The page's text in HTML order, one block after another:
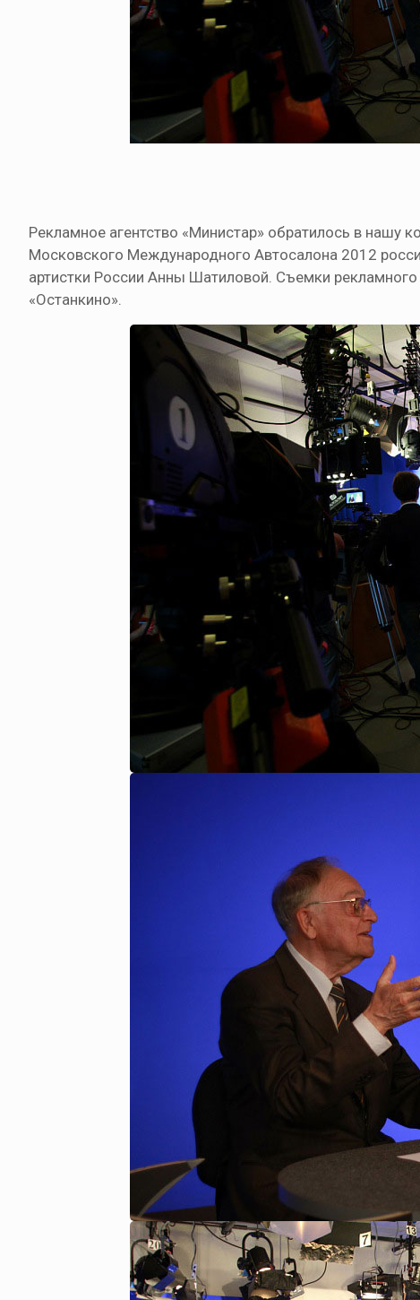
Рекламное агентство «Министар» обратилось в нашу
Московского Международного Автосалона 2012
артистки России Анны Шатиловой. Съемки
«Останкино».